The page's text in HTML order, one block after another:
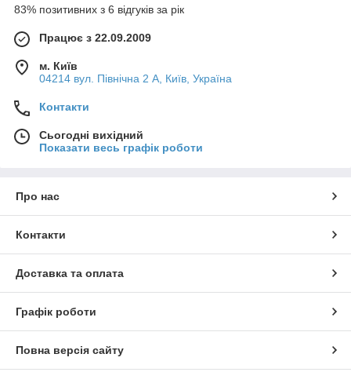
83% позитивних з 6 відгуків за рік
Працює з 22.09.2009
м. Київ
04214 вул. Північна 2 А, Київ, Україна
Контакти
Сьогодні вихідний
Показати весь графік роботи
Про нас
Контакти
Доставка та оплата
Графік роботи
Повна версія сайту